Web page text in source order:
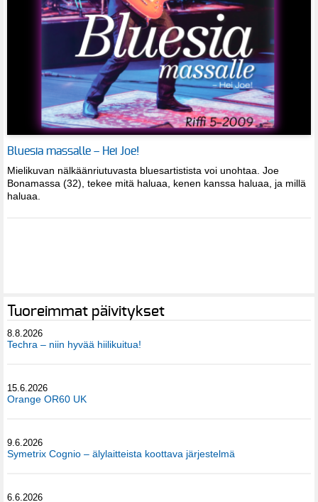
Bluesia massalle – Hei Joe!
Mielikuvan nälkäänriutuvasta bluesartistista voi unohtaa. Joe
Bonamassa (32), tekee mitä haluaa, kenen kanssa haluaa, ja millä
haluaa.
Tuoreimmat päivitykset
8.8.2026
Techra – niin hyvää hiilikuitua!
15.6.2026
Orange OR60 UK
9.6.2026
Symetrix Cognio – älylaitteista koottava järjestelmä
6.6.2026